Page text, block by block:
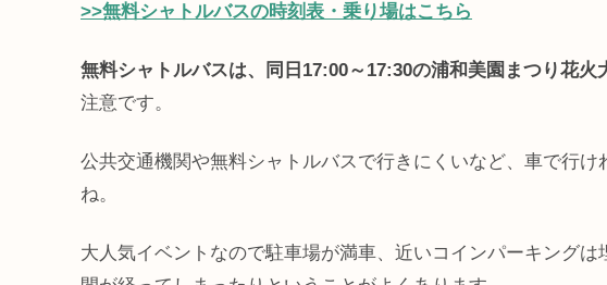
>>無料シャトルバスの時刻表・乗り場はこちら
無料シャトルバスは、同日17:00～17:30の浦和美園まつり花
注意です。
公共交通機関や無料シャトルバスで行きにくいなど、車で行
ね。
大人気イベントなので駐車場が満車、近いコインパーキング